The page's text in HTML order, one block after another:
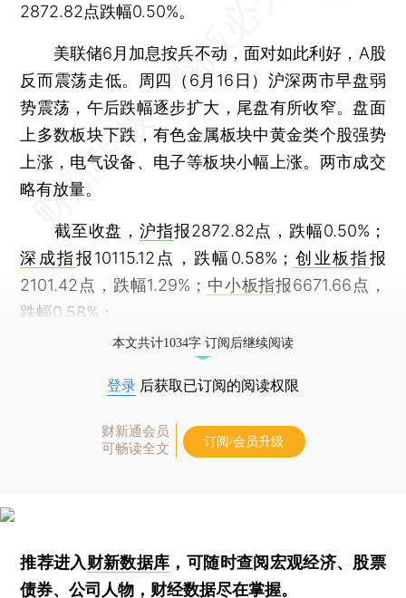
2872.82点跌幅0.50%。
美联储6月加息按兵不动，面对如此利好，A股
反而震荡走低。周四（6月16日）沪深两市早盘弱
势震荡，午后跌幅逐步扩大，尾盘有所收窄。盘面
上多数板块下跌，有色金属板块中黄金类个股强势
上涨，电气设备、电子等板块小幅上涨。两市成交
略有放量。
截至收盘，沪指报2872.82点，跌幅0.50%；
深成指报10115.12点，跌幅0.58%； 创业板指报
2101.42点，跌幅1.29%； 中小板指报6671.66点，
跌幅0.58%；
本文共计1034字 订阅后继续阅读
登录 后获取已订阅的阅读权限
财新通会员
可畅读全文
订阅/会员升级
推荐进入财新数据库 ，可随时查阅宏观经济、股票
债券、公司人物，财经数据尽在掌握。